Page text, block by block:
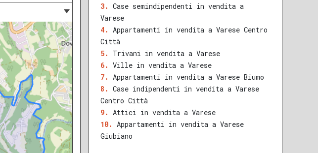
Case semindipendenti in vendita a
Varese
Appartamenti in vendita a Varese Centro
Città
Trivani in vendita a Varese
Ville in vendita a Varese
Appartamenti in vendita a Varese Biumo
Case indipendenti in vendita a Varese
Centro Città
Attici in vendita a Varese
Appartamenti in vendita a Varese
Giubiano